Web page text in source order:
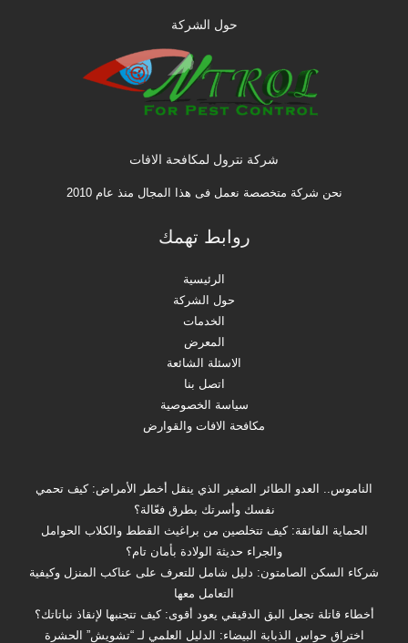
حول الشركة
شركة نترول لمكافحة الافات
نحن شركة متخصصة نعمل فى هذا المجال منذ عام 2010
روابط تهمك
الرئيسية
حول الشركة
الخدمات
المعرض
الاسئلة الشائعة
اتصل بنا
سياسة الخصوصية
مكافحة الافات والقوارض
الناموس.. العدو الطائر الصغير الذي ينقل أخطر الأمراض: كيف تحمي
نفسك وأسرتك بطرق فعّالة؟
الحماية الفائقة: كيف تتخلصين من براغيث القطط والكلاب الحوامل
والجراء حديثة الولادة بأمان تام؟
شركاء السكن الصامتون: دليل شامل للتعرف على عناكب المنزل وكيفية
التعامل معها
أخطاء قاتلة تجعل البق الدقيقي يعود أقوى: كيف تتجنبها لإنقاذ نباتاتك؟
اختراق حواس الذبابة البيضاء: الدليل العلمي لـ “تشويش” الحشرة